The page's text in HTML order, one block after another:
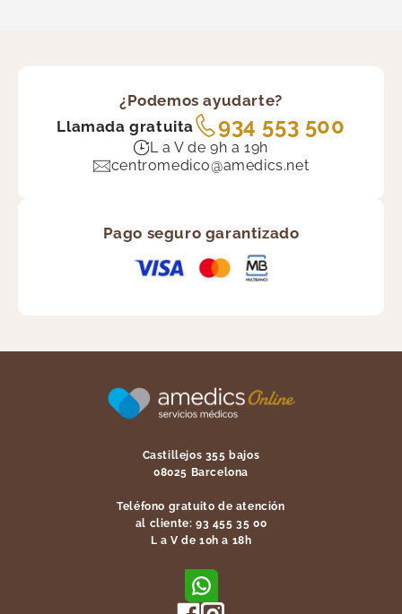
¿Podemos ayudarte?
Llamada gratuita
934 553 500
L a V de 9h a 19h
centromedico@amedics.net
Pago seguro garantizado
Castillejos 355 bajos
08025 Barcelona
Teléfono gratuito de atención
al cliente: 93 455 35 00
L a V de 10h a 18h